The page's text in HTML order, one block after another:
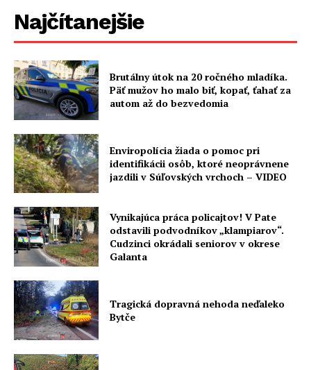
Najčítanejšie
Brutálny útok na 20 ročného mladíka.
Päť mužov ho malo biť, kopať, ťahať za
autom až do bezvedomia
Enviropolícia žiada o pomoc pri
identifikácii osôb, ktoré neoprávnene
jazdili v Súľovských vrchoch – VIDEO
Vynikajúca práca policajtov! V Pate
odstavili podvodníkov „klampiarov“.
Cudzinci okrádali seniorov v okrese
Galanta
Tragická dopravná nehoda neďaleko
Bytče